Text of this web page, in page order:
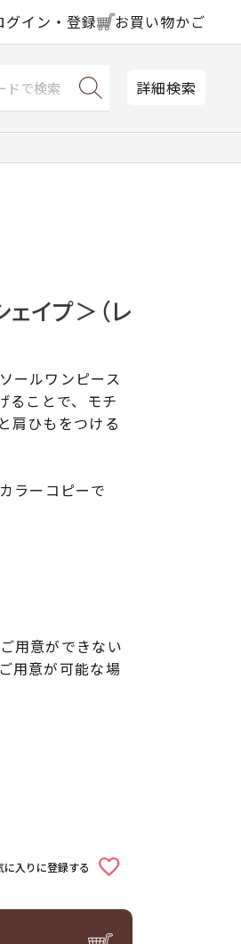
グイン・登録 お買い物かご
詳細検索
イプ＞（レ
ールワンピース
ることで、モチ
肩ひもをつける
ラーコピーで
用意ができない
用意が可能な場
に入りに登録する